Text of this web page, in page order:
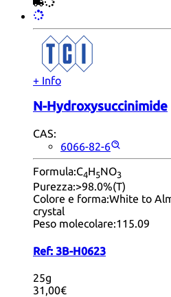
+ Info
N-Hydroxysuccinimide
CAS:
6066-82-6
Formula:C4H5NO3
Purezza:>98.0%(T)
Colore e forma:White to
crystal
Peso molecolare:115.09
Ref: 3B-H0623
25g
31,00€